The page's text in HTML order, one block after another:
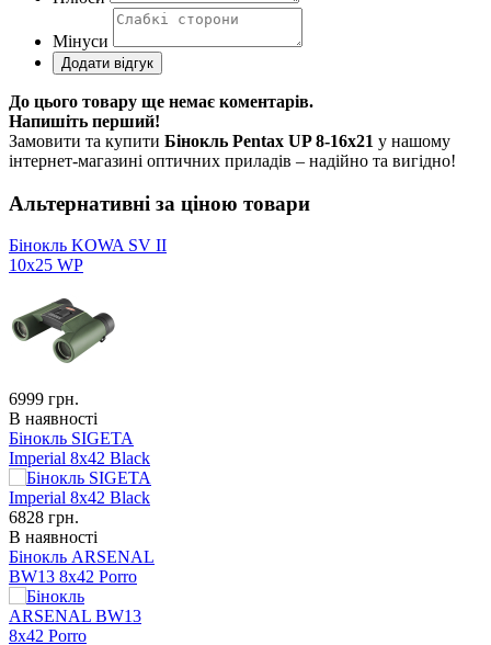
Мінуси
До цього товару ще немає коментарів.
Напишіть перший!
Замовити та купити Бінокль Pentax UP 8-16x21 у нашому
інтернет-магазині оптичних приладів – надійно та вигідно!
Альтернативні за ціною товари
Бінокль KOWA SV II
10x25 WP
6999 грн.
В наявності
Бінокль SIGETA
Imperial 8x42 Black
6828 грн.
В наявності
Бінокль ARSENAL
BW13 8x42 Porro